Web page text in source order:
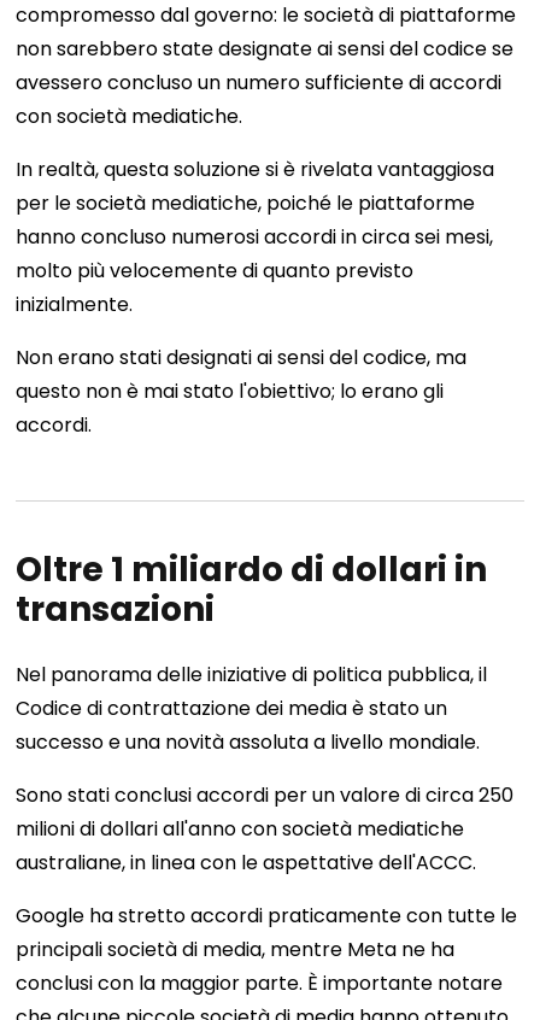
compromesso dal governo: le società di piattaforme
non sarebbero state designate ai sensi del codice se
avessero concluso un numero sufficiente di accordi
con società mediatiche.
In realtà, questa soluzione si è rivelata vantaggiosa
per le società mediatiche, poiché le piattaforme
hanno concluso numerosi accordi in circa sei mesi,
molto più velocemente di quanto previsto
inizialmente.
Non erano stati designati ai sensi del codice, ma
questo non è mai stato l'obiettivo; lo erano gli
accordi.
Oltre 1 miliardo di dollari in
transazioni
Nel panorama delle iniziative di politica pubblica, il
Codice di contrattazione dei media è stato un
successo e una novità assoluta a livello mondiale.
Sono stati conclusi accordi per un valore di circa 250
milioni di dollari all'anno con società mediatiche
australiane, in linea con le aspettative dell'ACCC.
Google ha stretto accordi praticamente con tutte le
principali società di media, mentre Meta ne ha
conclusi con la maggior parte. È importante notare